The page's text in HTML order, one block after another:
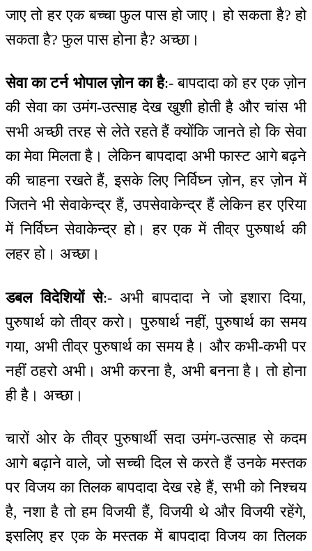
जाए तो हर एक बच्चा फुल पास हो जाए। हो सकता है? हो
सकता है? फुल पास होना है? अच्छा।
सेवा का टर्न भोपाल ज़ोन का है:- बापदादा को हर एक ज़ोन
की सेवा का उमंग-उत्साह देख खुशी होती है और चांस भी
सभी अच्छी तरह से लेते रहते हैं क्योंकि जानते हो कि सेवा
का मेवा मिलता है। लेकिन बापदादा अभी फास्ट आगे बढ़ने
की चाहना रखते हैं, इसके लिए निर्विघ्न ज़ोन, हर ज़ोन में
जितने भी सेवाकेन्द्र हैं, उपसेवाकेन्द्र हैं लेकिन हर एरिया
में निर्विघ्न सेवाकेन्द्र हो। हर एक में तीव्र पुरुषार्थ की
लहर हो। अच्छा।
डबल विदेशियों से:- अभी बापदादा ने जो इशारा दिया,
पुरुषार्थ को तीव्र करो। पुरुषार्थ नहीं, पुरुषार्थ का समय
गया, अभी तीव्र पुरुषार्थ का समय है। और कभी-कभी पर
नहीं ठहरो अभी। अभी करना है, अभी बनना है। तो होना
ही है। अच्छा।
चारों ओर के तीव्र पुरुषार्थी सदा उमंग-उत्साह से कदम
आगे बढ़ाने वाले, जो सच्ची दिल से करते हैं उनके मस्तक
पर विजय का तिलक बापदादा देख रहे हैं, सभी को निश्चय
है, नशा है तो हम विजयी हैं, विजयी थे और विजयी रहेंगे,
इसलिए हर एक के मस्तक में बापदादा विजय का तिलक